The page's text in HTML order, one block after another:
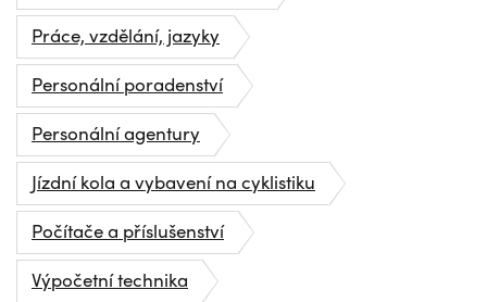
Práce, vzdělání, jazyky
Personální poradenství
Personální agentury
Jízdní kola a vybavení na cyklistiku
Počítače a příslušenství
Výpočetní technika